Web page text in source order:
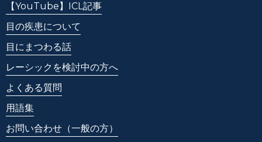
【YouTube】ICL記事
目の疾患について
目にまつわる話
レーシックを検討中の方へ
よくある質問
用語集
お問い合わせ （一般の方）